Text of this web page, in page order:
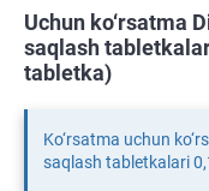
Uchun ko‘rsatma
saqlash
tabletka)
Ko‘rsatma uchun
saqlash tabletkalari